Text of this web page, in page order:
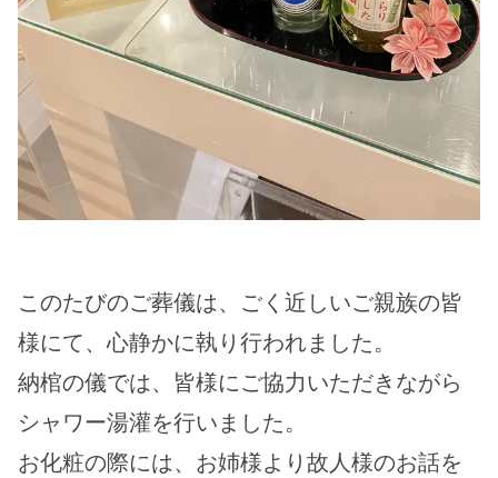
このたびのご葬儀は、ごく近しいご親族の皆
様にて、心静かに執り行われました。
納棺の儀では、皆様にご協力いただきながら
シャワー湯灌を行いました。
お化粧の際には、お姉様より故人様のお話を